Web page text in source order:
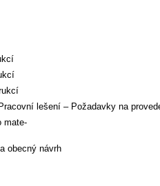
lešení – Požadavky na
mate-
obecný návrh